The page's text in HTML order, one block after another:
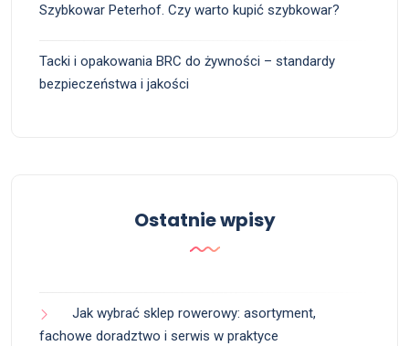
Szybkowar Peterhof. Czy warto kupić szybkowar?
Tacki i opakowania BRC do żywności – standardy
bezpieczeństwa i jakości
Ostatnie wpisy
Jak wybrać sklep rowerowy: asortyment,
fachowe doradztwo i serwis w praktyce